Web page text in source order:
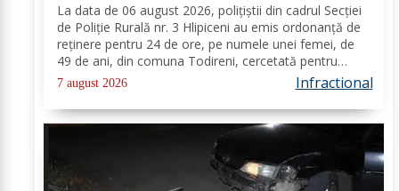
La data de 06 august 2026, polițiștii din cadrul Secției
de Poliție Rurală nr. 3 Hlipiceni au emis ordonanță de
reținere pentru 24 de ore, pe numele unei femei, de
49 de ani, din comuna Todireni, cercetată pentru
comiterea infracțiunii de conducerea unui vehicul sub
influența alcoolului. În urma...
7 august 2026 Infractional